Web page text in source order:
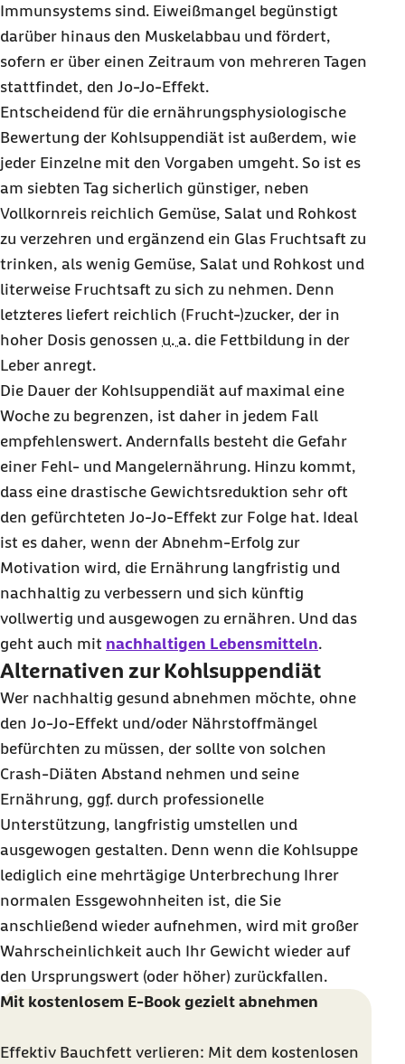
Immunsystems sind. Eiweißmangel begünstigt
darüber hinaus den Muskelabbau und fördert,
sofern er über einen Zeitraum von mehreren Tagen
stattfindet, den Jo-Jo-Effekt.
Entscheidend für die ernährungsphysiologische
Bewertung der Kohlsuppendiät ist außerdem, wie
jeder Einzelne mit den Vorgaben umgeht. So ist es
am siebten Tag sicherlich günstiger, neben
Vollkornreis reichlich Gemüse, Salat und Rohkost
zu verzehren und ergänzend ein Glas Fruchtsaft zu
trinken, als wenig Gemüse, Salat und Rohkost und
literweise Fruchtsaft zu sich zu nehmen. Denn
letzteres liefert reichlich (Frucht-)zucker, der in
hoher Dosis genossen u. a. die Fettbildung in der
Leber anregt.
Die Dauer der Kohlsuppendiät auf maximal eine
Woche zu begrenzen, ist daher in jedem Fall
empfehlenswert. Andernfalls besteht die Gefahr
einer Fehl- und Mangelernährung. Hinzu kommt,
dass eine drastische Gewichtsreduktion sehr oft
den gefürchteten Jo-Jo-Effekt zur Folge hat. Ideal
ist es daher, wenn der Abnehm-Erfolg zur
Motivation wird, die Ernährung langfristig und
nachhaltig zu verbessern und sich künftig
vollwertig und ausgewogen zu ernähren. Und das
geht auch mit nachhaltigen Lebensmitteln.
Alternativen zur Kohlsuppendiät
Wer nachhaltig gesund abnehmen möchte, ohne
den Jo-Jo-Effekt und/oder Nährstoffmängel
befürchten zu müssen, der sollte von solchen
Crash-Diäten Abstand nehmen und seine
Ernährung, ggf. durch professionelle
Unterstützung, langfristig umstellen und
ausgewogen gestalten. Denn wenn die Kohlsuppe
lediglich eine mehrtägige Unterbrechung Ihrer
normalen Essgewohnheiten ist, die Sie
anschließend wieder aufnehmen, wird mit großer
Wahrscheinlichkeit auch Ihr Gewicht wieder auf
den Ursprungswert (oder höher) zurückfallen.
Mit kostenlosem E-Book gezielt abnehmen
Effektiv Bauchfett verlieren: Mit dem kostenlosen